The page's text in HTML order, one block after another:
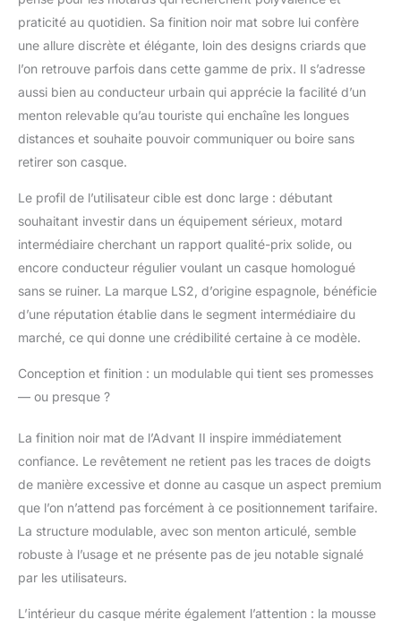
de retrait facile
Ventilation par prises
d'air et extracteurs en
formation de buée,
optimise la ventilation
du visage, extrait l'air
chaud et vicié par les
Coolmax : excellente
gestion de l'humidité,
haute respirabilité,
hypoallergénique et
séchage rapide /
Intérieur entièrement
Compatible intercom
LS2 4x (en option)
ECE 22.06 (Jet et
praticité au quotidien. Sa finition noir mat sobre lui confère
une allure discrète et élégante, loin des designs criards que
l’on retrouve parfois dans cette gamme de prix. Il s’adresse
aussi bien au conducteur urbain qui apprécie la facilité d’un
menton relevable qu’au touriste qui enchaîne les longues
distances et souhaite pouvoir communiquer ou boire sans
retirer son casque.
Le profil de l’utilisateur cible est donc large : débutant
souhaitant investir dans un équipement sérieux, motard
intermédiaire cherchant un rapport qualité-prix solide, ou
encore conducteur régulier voulant un casque homologué
sans se ruiner. La marque LS2, d’origine espagnole, bénéficie
d’une réputation établie dans le segment intermédiaire du
marché, ce qui donne une crédibilité certaine à ce modèle.
Conception et finition : un modulable qui tient ses promesses
— ou presque ?
La finition noir mat de l’Advant II inspire immédiatement
confiance. Le revêtement ne retient pas les traces de doigts
de manière excessive et donne au casque un aspect premium
que l’on n’attend pas forcément à ce positionnement tarifaire.
La structure modulable, avec son menton articulé, semble
robuste à l’usage et ne présente pas de jeu notable signalé
par les utilisateurs.
L’intérieur du casque mérite également l’attention : la mousse